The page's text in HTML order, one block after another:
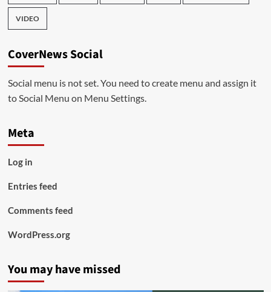
VIDEO
CoverNews Social
Social menu is not set. You need to create menu and assign it
to Social Menu on Menu Settings.
Meta
Log in
Entries feed
Comments feed
WordPress.org
You may have missed